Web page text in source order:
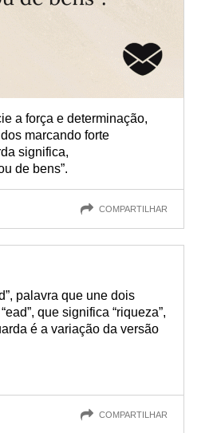
a força e determinação,
marcando forte
significa,
de bens”.
COMPARTILHAR
palavra que une dois
que significa “riqueza”,
é a variação da versão
COMPARTILHAR